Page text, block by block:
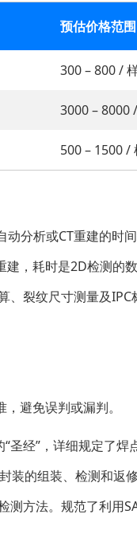
预估价格范
300 – 800 /
3000 – 8000
500 – 1500 /
分析或CT重建的时间
，耗时是2D检测的
、裂纹尺寸测量及
避免误判或漏判。
经”，详细规定了焊
装的组装、检测和返修
测方法。规范了利用